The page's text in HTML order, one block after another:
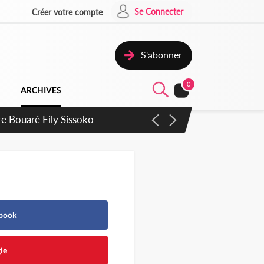
Créer votre compte Se Connecter
S'abonner
ARCHIVES
0
Dangote en juillet